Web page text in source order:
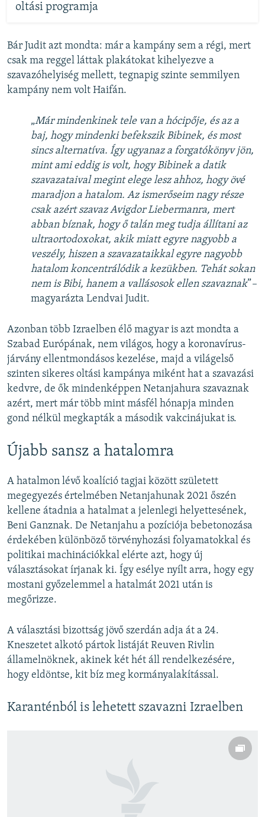
oltási programja
Bár Judit azt mondta: már a kampány sem a régi, mert
csak ma reggel láttak plakátokat kihelyezve a
szavazóhelyiség mellett, tegnapig szinte semmilyen
kampány nem volt Haifán.
„​Már mindenkinek tele van a hócipője, és az a
baj, hogy mindenki befekszik Bibinek, és most
sincs alternatíva. Így ugyanaz a forgatókönyv jön,
mint ami eddig is volt, hogy Bibinek a datik
szavazataival megint elege lesz ahhoz, hogy övé
maradjon a hatalom. Az ismerőseim nagy része
csak azért szavaz Avigdor Liebermanra, mert
abban bíznak, hogy ő talán meg tudja állítani az
ultraortodoxokat, akik miatt egyre nagyobb a
veszély, hiszen a szavazataikkal egyre nagyobb
hatalom koncentrálódik a kezükben. Tehát sokan
nem is Bibi, hanem a vallásosok ellen szavaznak”​–
magyarázta Lendvai Judit.
Azonban több Izraelben élő magyar is azt mondta a
Szabad Európának, nem világos, hogy a koronavírus-
járvány ellentmondásos kezelése, majd a világelső
szinten sikeres oltási kampánya miként hat a szavazási
kedvre, de ők mindenképpen Netanjahura szavaznak
azért, mert már több mint másfél hónapja minden
gond nélkül megkapták a második vakcinájukat is.
Újabb sansz a hatalomra
A hatalmon lévő koalíció tagjai között született
megegyezés értelmében Netanjahunak 2021 őszén
kellene átadnia a hatalmat a jelenlegi helyettesének,
Beni Ganznak. De Netanjahu a pozíciója bebetonozása
érdekében különböző törvényhozási folyamatokkal és
politikai machinációkkal elérte azt, hogy új
választásokat írjanak ki. Így esélye nyílt arra, hogy egy
mostani győzelemmel a hatalmát 2021 után is
megőrizze.
A választási bizottság jövő szerdán adja át a 24.
Kneszetet alkotó pártok listáját Reuven Rivlin
államelnöknek, akinek két hét áll rendelkezésére,
hogy eldöntse, kit bíz meg kormányalakítással.
Karanténból is lehetett szavazni Izraelben